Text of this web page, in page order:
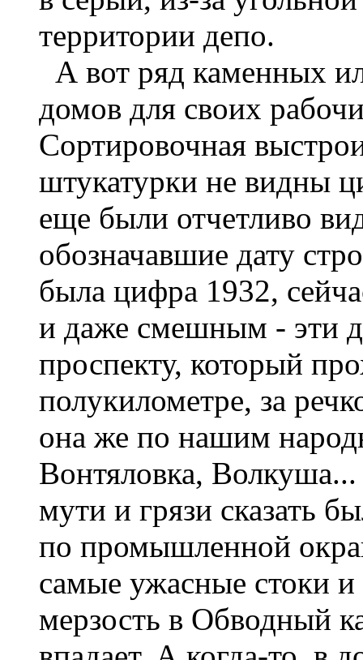
территории депо.
А вот ряд каменных
домов для своих
Сортировочная
штукатурки не видны
еще были отчетливо
обозначавшие дату
была цифра 1932,
и даже смешным - эти
проспекту, который
полукилометре, за
она же по нашим
Вонтяловка,
мути и грязи сказать
по промышленной
самые ужасные стоки
мерзость в Обводный